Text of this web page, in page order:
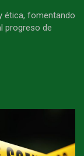
ética, fomentando
progreso de